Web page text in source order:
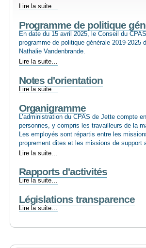
Conseil
l'Action
sociale
-
Lire la suite…
Programme de politique
En date du 15 avril 2025, le Conseil du
programme de politique générale 2019-2025
Nathalie Vandenbrande.
Programme
politique
générale
Lire la suite…
Notes d'orientation
Notes
-
Lire la suite…
Organigramme
L’administration du CPAS de Jette compte
personnes, y compris les travailleurs de la
Les employés sont répartis entre les
proprement dites et les missions de support
Organigramme
Lire la suite…
Rapports d'activités
Rapports
-
Lire la suite…
Législations transparence
Législations
Lire la suite…